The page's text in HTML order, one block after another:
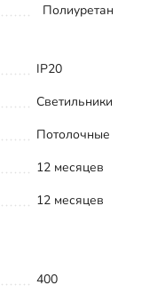
Полиуретан
IP20
Светильники
Потолочные
12 месяцев
12 месяцев
400